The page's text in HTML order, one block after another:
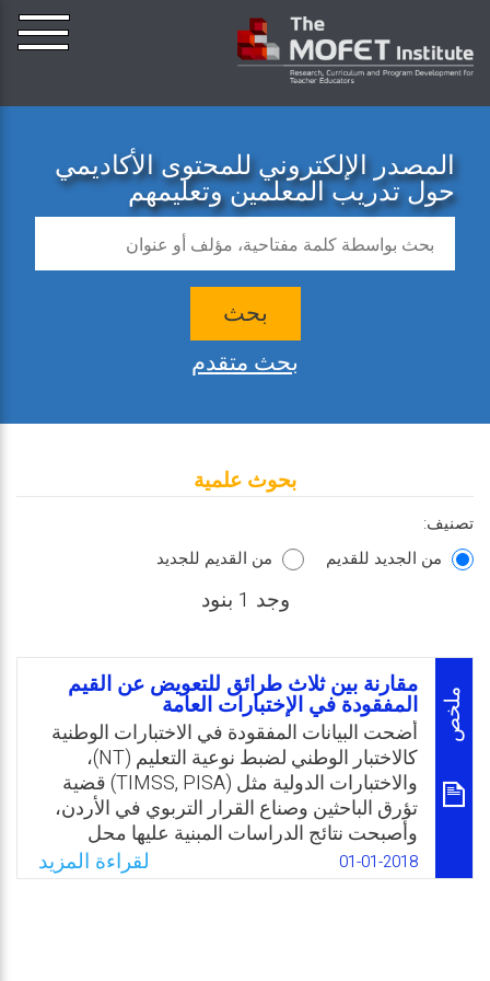
المصدر الإلكتروني للمحتوى الأكاديمي
حول تدريب المعلمين وتعليمهم
بحث
بحث متقدم
بحوث علمية
تصنيف:
من الجديد للقديم
من القديم للجديد
وجد 1 بنود
ملخص
مقارنة بين ثلاث طرائق للتعويض عن القيم
المفقودة في الإختبارات العامة
أضحت البيانات المفقودة في الاختبارات الوطنية
كالاختبار الوطني لضبط نوعية التعليم (NT)،
والاختبارات الدولية مثل (TIMSS, PISA) قضية
تؤرق الباحثين وصناع القرار التربوي في الأردن،
وأصبحت نتائج الدراسات المبنية عليها محل
تساؤل نتيجة للنسب العاليةمن البيانات المفقودة
والتي تنتج من الترك المقصود للأسئلة من غير
01-01-2018 لقراءة المزيد